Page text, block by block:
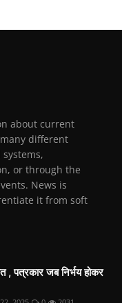
about current
different
or through the
News is
it from soft
, पत्रकार जब निर्भय होकर